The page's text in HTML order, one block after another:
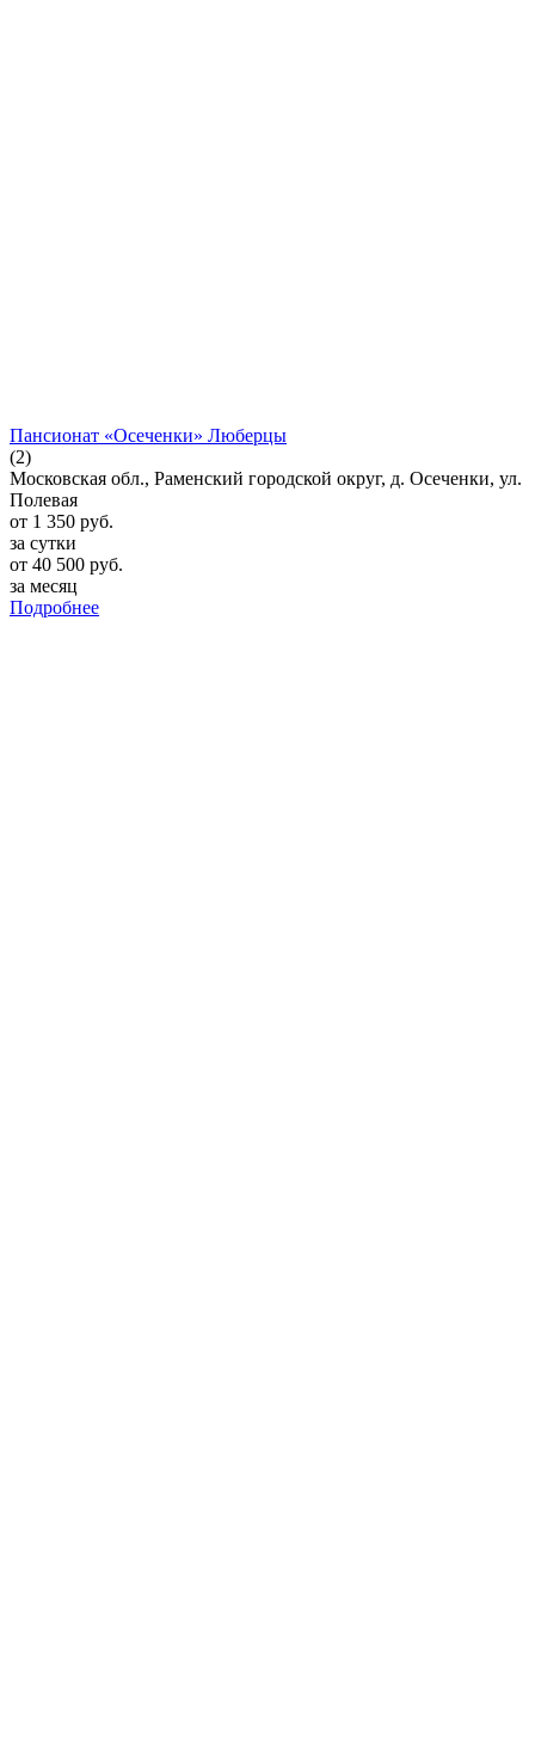
Пансионат «Осеченки» Люберцы
(2)
Московская обл., Раменский городской округ, д. Осеченки, ул.
Полевая
от 1 350 руб.
за сутки
от 40 500 руб.
за месяц
Подробнее